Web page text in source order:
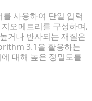
사용하여 단일 입력
오메트리를 구성하며,
거나 반사되는 재질은
3.1을 활용하는
대해 높은 정밀도를